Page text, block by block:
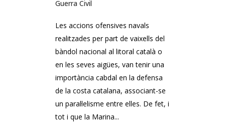
Guerra Civil
Les accions ofensives navals
realitzades per part de vaixells del
bàndol nacional al litoral català o
en les seves aigües, van tenir una
importància cabdal en la defensa
de la costa catalana, associant-se
un paral·lelisme entre elles. De fet, i
tot i que la Marina...